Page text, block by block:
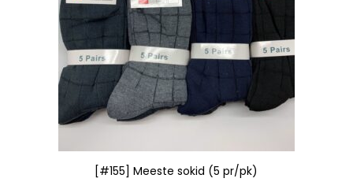
[#155] Meeste sokid (5 pr/pk)